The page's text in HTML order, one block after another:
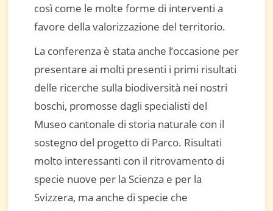
così come le molte forme di interventi a
favore della valorizzazione del territorio.
La conferenza è stata anche l’occasione per
presentare ai molti presenti i primi risultati
delle ricerche sulla biodiversità nei nostri
boschi, promosse dagli specialisti del
Museo cantonale di storia naturale con il
sostegno del progetto di Parco. Risultati
molto interessanti con il ritrovamento di
specie nuove per la Scienza e per la
Svizzera, ma anche di specie che